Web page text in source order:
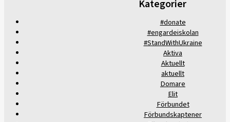
Kategorier
#donate
#engardeiskolan
#StandWithUkraine
Aktiva
Aktuellt
aktuellt
Domare
Elit
Förbundet
Förbundskaptener